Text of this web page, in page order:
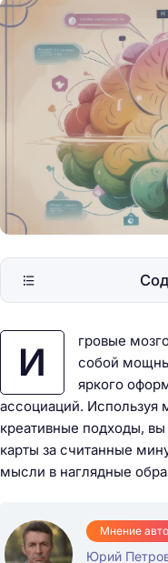
И
гровые
собой
яркого
ассоциаций. Используя
креативные подходы,
карты за считанные
мысли в наглядные
Мнение
Юрий